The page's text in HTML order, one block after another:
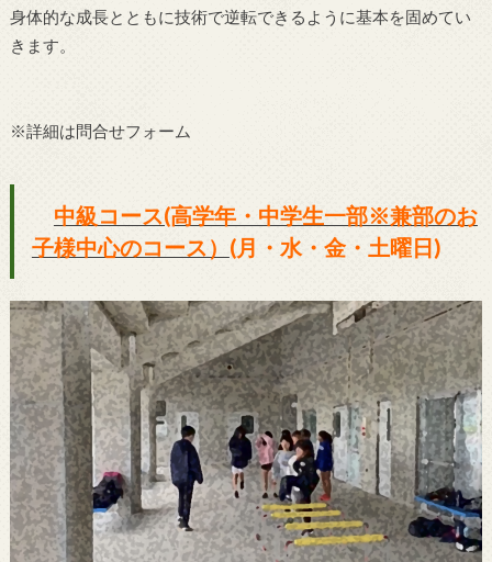
身体的な成長とともに技術で逆転できるように基本を固めてい
きます。
※詳細は問合せフォーム
中級コース(高学年・中学生一部※兼部のお
子様中心のコース） (月・水・金・土曜日)